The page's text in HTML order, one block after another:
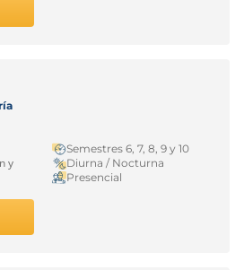
y
Semestres 6, 7, 8, 9 y 10
Diurna / Nocturna
Presencial